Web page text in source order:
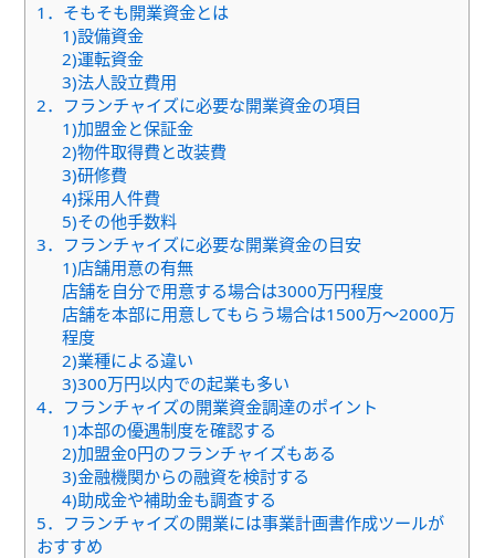
1．そもそも開業資金とは
1)設備資金
2)運転資金
3)法人設立費用
2．フランチャイズに必要な開業資金の項目
1)加盟金と保証金
2)物件取得費と改装費
3)研修費
4)採用人件費
5)その他手数料
3．フランチャイズに必要な開業資金の目安
1)店舗用意の有無
店舗を自分で用意する場合は3000万円程度
店舗を本部に用意してもらう場合は1500万〜2000万
程度
2)業種による違い
3)300万円以内での起業も多い
4．フランチャイズの開業資金調達のポイント
1)本部の優遇制度を確認する
2)加盟金0円のフランチャイズもある
3)金融機関からの融資を検討する
4)助成金や補助金も調査する
5．フランチャイズの開業には事業計画書作成ツールが
おすすめ